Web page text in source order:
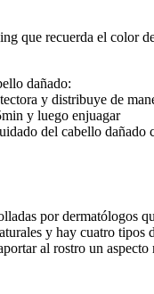
que recuerda el color
dañado:
y distribuye de
y luego enjuagar
del cabello
por dermatólogos
y hay cuatro
al rostro un aspecto